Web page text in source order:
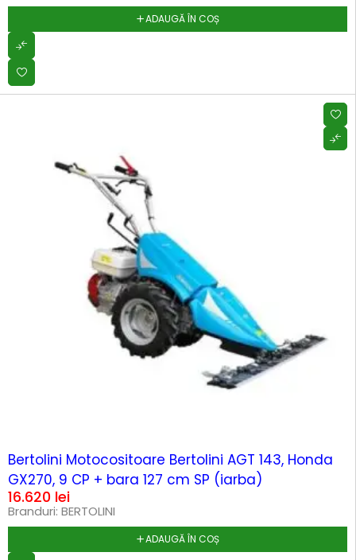
ADAUGĂ ÎN COȘ
Bertolini Motocositoare Bertolini AGT 143, Honda
GX270, 9 CP + bara 127 cm SP (iarba)
16.620 lei
Branduri: BERTOLINI
ADAUGĂ ÎN COȘ